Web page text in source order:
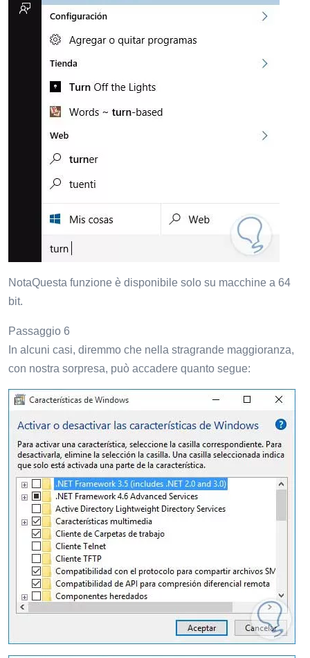
NotaQuesta funzione è disponibile solo su macchine a 64
bit.
Passaggio 6
In alcuni casi, diremmo che nella stragrande maggioranza,
con nostra sorpresa, può accadere quanto segue: